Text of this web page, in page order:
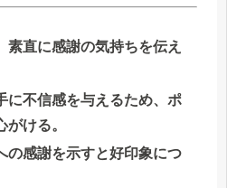
素直に感謝の気持ちを伝え
に不信感を与えるため、ポ
ける。
の感謝を示すと好印象につ